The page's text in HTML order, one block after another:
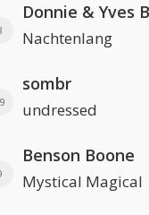
Donnie & Yves
Nachtenlang
sombr
undressed
Benson Boone
Mystical Magical